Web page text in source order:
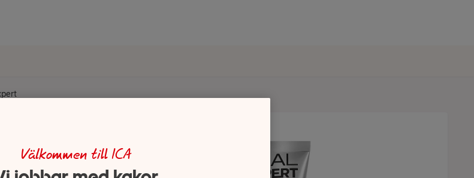
Välkommen till ICA